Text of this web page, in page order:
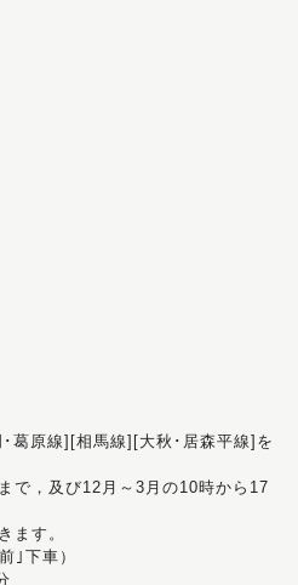
葛原線][相馬線][大秋･居森平線]を
で，及び12月～3月の10時から17
ます。
｣下車）